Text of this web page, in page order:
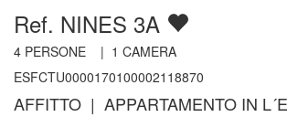
Ref. NINES 3A
4 PERSONE | 1 CAMERA
ESFCTU0000170100002118870
AFFITTO | APPARTAMENTO IN